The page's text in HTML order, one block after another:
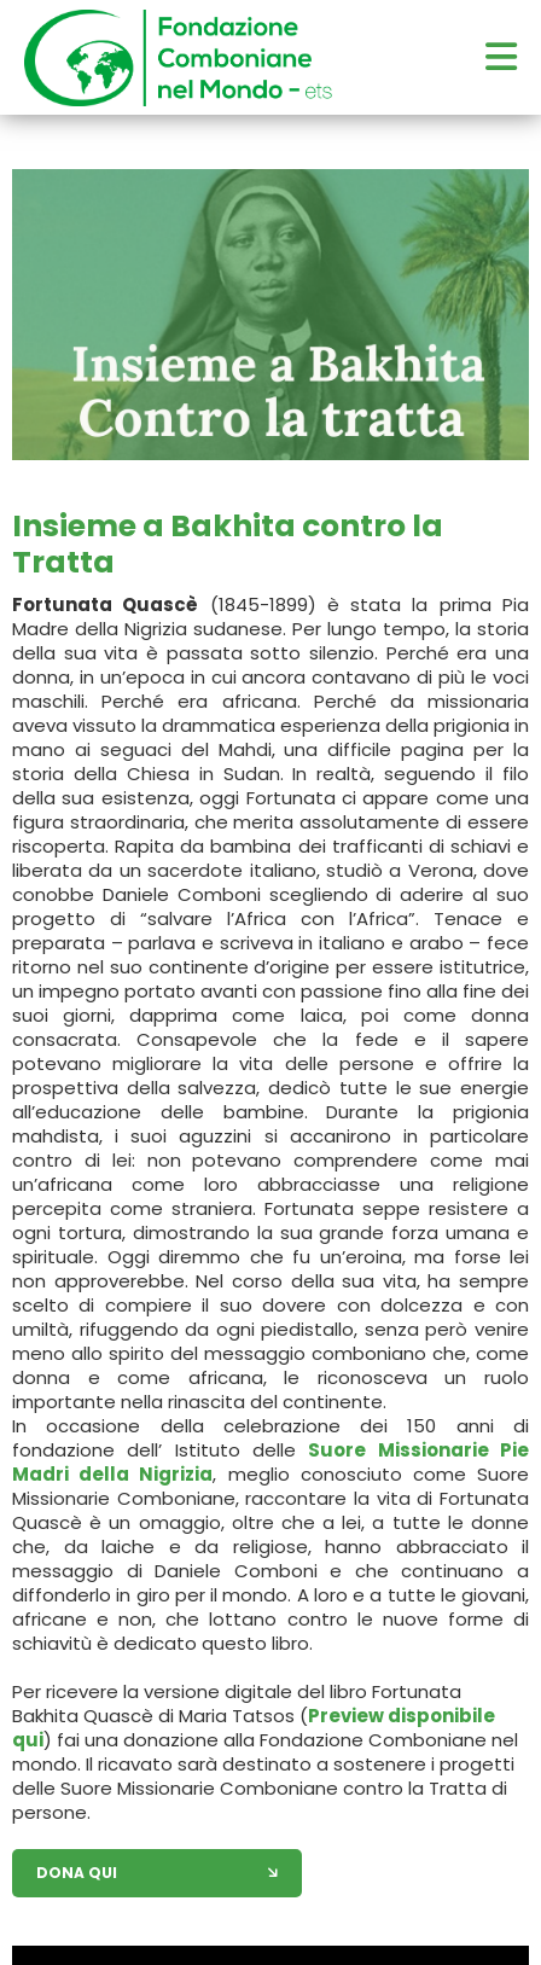
Insieme a Bakhita contro la
Tratta
Fortunata Quascè (1845-1899) è stata la prima Pia
Madre della Nigrizia sudanese. Per lungo tempo, la storia
della sua vita è passata sotto silenzio. Perché era una
donna, in un’epoca in cui ancora contavano di più le voci
maschili. Perché era africana. Perché da missionaria
aveva vissuto la drammatica esperienza della prigionia in
mano ai seguaci del Mahdi, una difficile pagina per la
storia della Chiesa in Sudan. In realtà, seguendo il filo
della sua esistenza, oggi Fortunata ci appare come una
figura straordinaria, che merita assolutamente di essere
riscoperta. Rapita da bambina dei trafficanti di schiavi e
liberata da un sacerdote italiano, studiò a Verona, dove
conobbe Daniele Comboni scegliendo di aderire al suo
progetto di “salvare l’Africa con l’Africa”. Tenace e
preparata – parlava e scriveva in italiano e arabo – fece
ritorno nel suo continente d’origine per essere istitutrice,
un impegno portato avanti con passione fino alla fine dei
suoi giorni, dapprima come laica, poi come donna
consacrata. Consapevole che la fede e il sapere
potevano migliorare la vita delle persone e offrire la
prospettiva della salvezza, dedicò tutte le sue energie
all’educazione delle bambine. Durante la prigionia
mahdista, i suoi aguzzini si accanirono in particolare
contro di lei: non potevano comprendere come mai
un’africana come loro abbracciasse una religione
percepita come straniera. Fortunata seppe resistere a
ogni tortura, dimostrando la sua grande forza umana e
spirituale. Oggi diremmo che fu un’eroina, ma forse lei
non approverebbe. Nel corso della sua vita, ha sempre
scelto di compiere il suo dovere con dolcezza e con
umiltà, rifuggendo da ogni piedistallo, senza però venire
meno allo spirito del messaggio comboniano che, come
donna e come africana, le riconosceva un ruolo
importante nella rinascita del continente.
In occasione della celebrazione dei 150 anni di
fondazione dell’ Istituto delle Suore Missionarie Pie
Madri della Nigrizia, meglio conosciuto come Suore
Missionarie Comboniane, raccontare la vita di Fortunata
Quascè è un omaggio, oltre che a lei, a tutte le donne
che, da laiche e da religiose, hanno abbracciato il
messaggio di Daniele Comboni e che continuano a
diffonderlo in giro per il mondo. A loro e a tutte le giovani,
africane e non, che lottano contro le nuove forme di
schiavitù è dedicato questo libro.
Per ricevere la versione digitale del libro Fortunata
Bakhita Quascè di Maria Tatsos (Preview disponibile
qui) fai una donazione alla Fondazione Comboniane nel
mondo. Il ricavato sarà destinato a sostenere i progetti
delle Suore Missionarie Comboniane contro la Tratta di
persone.
DONA QUI